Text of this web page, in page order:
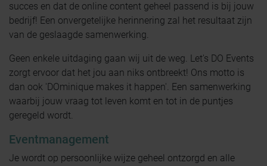
succes en dat de online content geheel passend is bij jouw
bedrijf! Een onvergetelijke herinnering zal het resultaat zijn
van de geslaagde samenwerking.
Geen enkele uitdaging gaan wij uit de weg. Let's DO Events
zorgt ervoor dat het jou aan niks ontbreekt! Ons motto is
dan ook 'DOminique makes it happen'. Een samenwerking
waarbij jouw vraag tot leven komt en tot in de puntjes
geregeld wordt.
Eventmanagement
Je wordt op persoonlijke wijze geheel ontzorgd en alle